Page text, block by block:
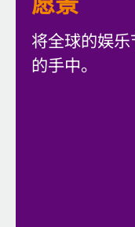
将全球的娱
的手中。